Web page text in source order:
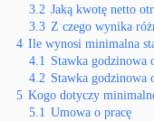
3.2 Jaką kwotę netto
3.3 Z czego wynika
4 Ile wynosi minimalna
4.1 Stawka godzinowa
4.2 Stawka godzinowa
5 Kogo dotyczy
5.1 Umowa o pracę